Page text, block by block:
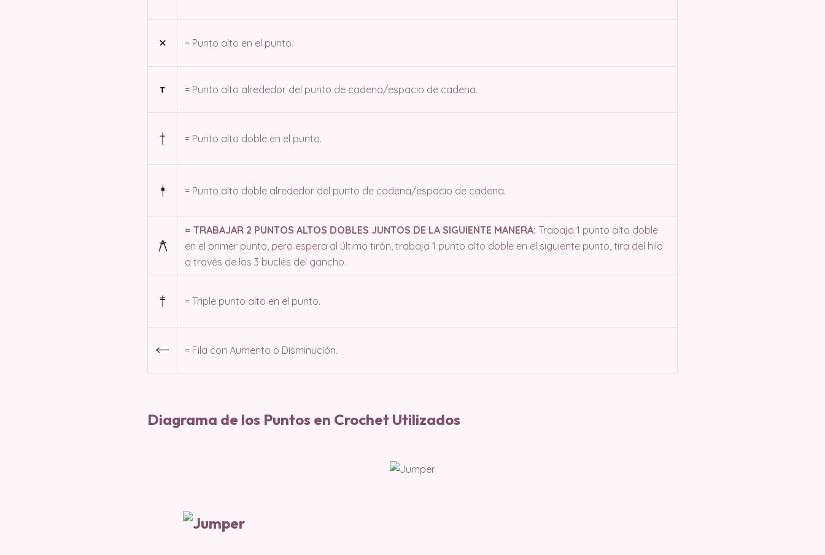
= Punto alto en el punto.
= Punto alto alrededor del punto de cadena/espacio de cadena.
= Punto alto doble en el punto.
= Punto alto doble alrededor del punto de cadena/espacio de cadena.
= TRABAJAR 2 PUNTOS ALTOS DOBLES JUNTOS DE LA SIGUIENTE MANERA: Trabaja 1 punto alto doble
en el primer punto, pero espera al último tirón, trabaja 1 punto alto doble en el siguiente punto, tira del hilo
a través de los 3 bucles del gancho.
= Triple punto alto en el punto.
= Fila con Aumento o Disminución.
Diagrama de los Puntos en Crochet Utilizados